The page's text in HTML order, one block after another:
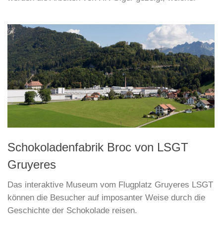
Schokoladenfabrik Broc von LSGT
Gruyeres
Das interaktive Museum vom Flugplatz Gruyeres LSGT
können die Besucher auf imposanter Weise durch die
Geschichte der Schokolade reisen.